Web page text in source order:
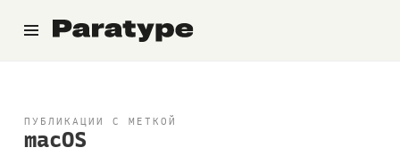
Паратайп
ПУБЛИКАЦИИ С МЕТКОЙ
macOS